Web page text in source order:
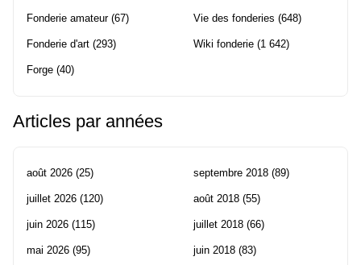
Fonderie amateur(67)
Fonderie d'art (293)
Forge (40)
Vie des fonderies (648)
Wiki fonderie (1 642)
Articles par années
août 2026 (25)
juillet 2026 (120)
juin 2026 (115)
mai 2026 (95)
septembre 2018 (89)
août 2018 (55)
juillet 2018 (66)
juin 2018 (83)